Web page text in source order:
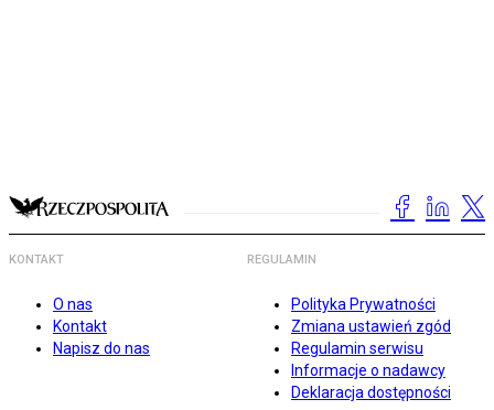
KONTAKT
O nas
Kontakt
Napisz do nas
REGULAMIN
Polityka Prywatności
Zmiana ustawień zgód
Regulamin serwisu
Informacje o nadawcy
Deklaracja dostępności